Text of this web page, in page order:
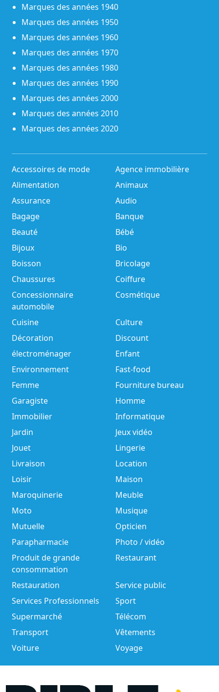
Marques des années 1940
Marques des années 1950
Marques des années 1960
Marques des années 1970
Marques des années 1980
Marques des années 1990
Marques des années 2000
Marques des années 2010
Marques des années 2020
Accessoires de mode
Agence immobilière
Alimentation
Animaux
Assurance
Audio
Bagage
Banque
Beauté
Bébé
Bijoux
Bio
Boisson
Bricolage
Chaussures
Coiffure
Concessionnaire
automobile
Cosmétique
Cuisine
Culture
Décoration
Discount
électroménager
Enfant
Environnement
Fast-food
Femme
Fourniture bureau
Garagiste
Homme
Immobilier
Informatique
Jardin
Jeux vidéo
Jouet
Lingerie
Livraison
Location
Loisir
Maison
Maroquinerie
Meuble
Moto
Musique
Mutuelle
Opticien
Parapharmacie
Photo / vidéo
Produit de grande
consommation
Restaurant
Restauration
Service public
Services Professionnels
Sport
Supermarché
Télécom
Transport
Vêtements
Voiture
Voyage